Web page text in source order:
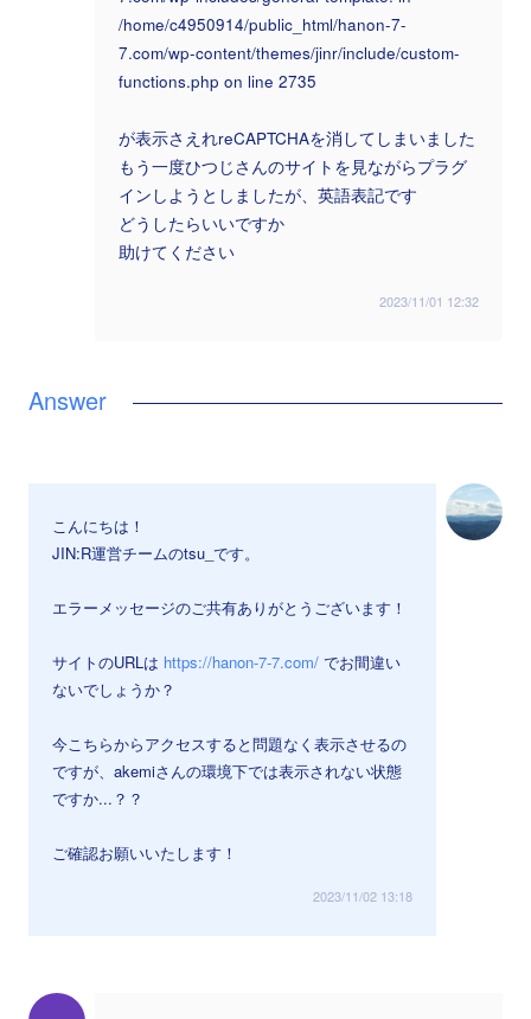
/home/c4950914/public_html/hanon-7-
7.com/wp-content/themes/jinr/include/custom-
functions.php on line 2735
が表示さえれreCAPTCHAを消してしまいました
もう一度ひつじさんのサイトを見ながらプラグ
インしようとしましたが、英語表記です
どうしたらいいですか
助けてください
2023/11/01 12:32
こんにちは！
JIN:R運営チームのtsu_です。
エラーメッセージのご共有ありがとうございます！
サイトのURLは https://hanon-7-7.com/ でお間違い
ないでしょうか？
今こちらからアクセスすると問題なく表示させるの
ですが、akemiさんの環境下では表示されない状態
ですか...？？
ご確認お願いいたします！
2023/11/02 13:18